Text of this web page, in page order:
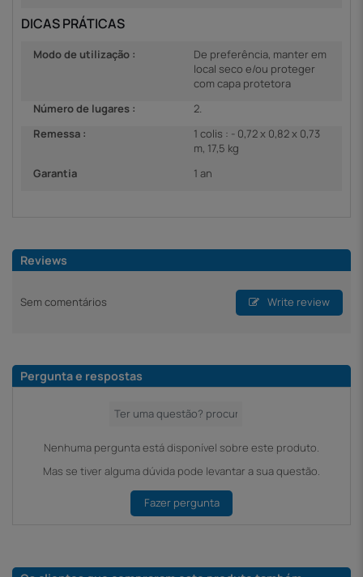
DICAS PRÁTICAS
Modo de utilização :
De preferência, manter em
local seco e/ou proteger
com capa protetora
Número de lugares :
2.
Remessa :
1 colis : - 0,72 x 0,82 x 0,73
m, 17,5 kg
Garantia
1 an
Reviews
Sem comentários Write review
Pergunta e respostas
Nenhuma pergunta está disponível sobre este produto.
Mas se tiver alguma dúvida pode levantar a sua questão.
Fazer pergunta